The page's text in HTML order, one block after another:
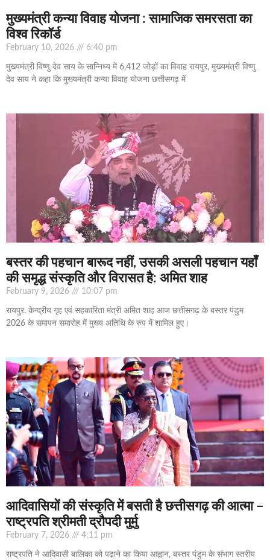
मुख्यमंत्री कन्या विवाह योजना : सामाजिक समरसता का
विश्व रिकॉर्ड
February 10, 2026 6:40 pm
मुख्यमंत्री विष्णु देव साय के सान्निध्य में 6,412 जोड़ों का विवाह रायपुर, मुख्यमंत्री विष्णु
देव साय ने कहा कि मुख्यमंत्री कन्या विवाह योजना छत्तीसगढ़ में
बस्तर की पहचान बारूद नहीं, उसकी असली पहचान यहाँ
की समृद्ध संस्कृति और विरासत है: अमित शाह
February 9, 2026 10:07 pm
रायपुर. केन्द्रीय गृह एवं सहकारिता मंत्री अमित शाह आज छत्तीसगढ़ के बस्तर पंडुम
2026 के समापन समारोह में मुख्य अतिथि के रुप में शामिल हुए।
आदिवासियों की संस्कृति में बसती है छत्तीसगढ़ की आत्मा –
राष्ट्रपति श्रीमती द्रौपदी मुर्मु
February 7, 2026 4:11 pm
राष्ट्रपति ने आदिवासी बालिका को पढ़ाने का किया आह्वान, बस्तर पंडुम के संभाग स्तरीय